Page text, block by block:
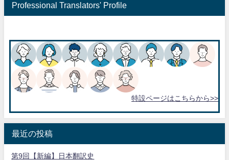
Professional Translators' Profile
特設ページはこちらから>>
最近の投稿
第9回【新編】日本翻訳史